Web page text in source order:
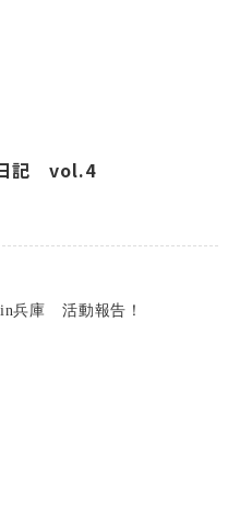
記 vol.4